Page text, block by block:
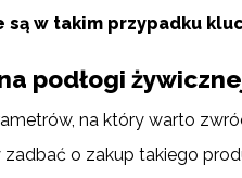
są w takim przypadku
podłogi
na który warto
o zakup takiego